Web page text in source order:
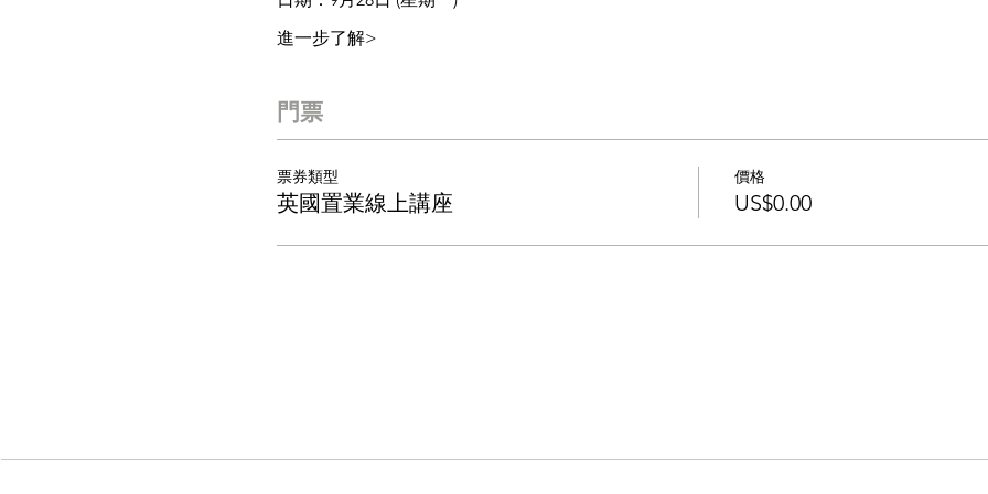
進一步了解>
門票
票券類型
英國置業線上講座
價格
US$0.00